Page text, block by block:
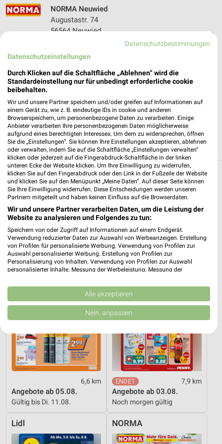
❯
NORMA Neuwied
Augustastr. 74
56564 Neuwied
Heute 08:00 - 20:00 Uhr | Geöffnet
471,41 km • Angebote: 5 Prospekte
Büng 12
56567 Neuwied-Irlich
Heute 08:00 - 20:00 Uhr | Geöffnet
473,17 km • Angebote: 6 Prospekte
Discounter Angebote und Prospekte für
Saffig
16 Prospekte
Action
6,6 km
Angebote ab 05.08.
Gültig bis Di. 11.08.
PENNY
7,9 km
Angebote ab 03.08.
Noch morgen gültig
Lidl NORMA
Datenschutzbestimmungen
Datenschutzeinstellungen
Durch Klicken auf die Schaltfläche „Ablehnen“ wird die
Standardeinstellung nur für unbedingt erforderliche cookie
beibehalten.
Wir und unsere Partner speichern und/oder greifen auf Informationen auf
einem Gerät zu, wie z. B. eindeutige IDs in cookie und anderen
Browserspeichern, um personenbezogene Daten zu verarbeiten. Einige
Anbieter verarbeiten Ihre personenbezogenen Daten möglicherweise
aufgrund eines berechtigten Interesses. Um dem zu widersprechen, öffnen
Sie die „Einstellungen“. Sie können Ihre Einstellungen akzeptieren, ablehnen
oder verwalten, indem Sie auf die Schaltfläche „Einstellungen verwalten“
klicken oder jederzeit auf die Fingerabdruck-Schaltfläche in der linken
unteren Ecke der Website klicken. Um Ihre Einwilligung zu widerrufen,
klicken Sie auf den Fingerabdruck oder den Link in der Fußzeile der Website
und klicken Sie auf den Menüpunkt „Meine Daten“. Auf dieser Seite können
Sie Ihre Einwilligung widerrufen. Diese Entscheidungen werden unseren
Partnern mitgeteilt und haben keinen Einfluss auf die Browserdaten.
Wir und unsere Partner verarbeiten Daten, um die Leistung der
Website zu analysieren und Folgendes zu tun:
Speichern von oder Zugriff auf Informationen auf einem Endgerät.
Verwendung reduzierter Daten zur Auswahl von Werbeanzeigen. Erstellung
von Profilen für personalisierte Werbung. Verwendung von Profilen zur
Auswahl personalisierter Werbung. Erstellung von Profilen zur
Personalisierung von Inhalten. Verwendung von Profilen zur Auswahl
personalisierter Inhalte. Messung der Werbeleistung. Messung der
Kombinationen von Daten aus verschiedenen Quellen. Entwicklung und
Verbesserung der Angebote. Verwendung reduzierter Daten zur Auswahl
von Inhalten.
Daten können außerhalb der Europäischen Union weitergegeben und in die
Website/App.
Partnerliste anzeigen (1 IAB-Anbieter)
Wir nutzen Ihre Daten für folgende Zwecke:
IAB-Verarbeitungszwecke:
Speichern von oder Zugriff auf Informationen
auf einem Endgerät
Werbeanzeigen
Alle akzeptieren
Nein, anpassen